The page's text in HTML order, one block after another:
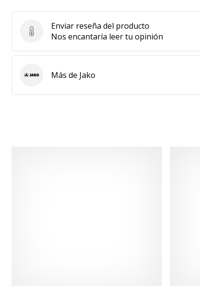
Enviar reseña del producto
Enviar reseña del producto
Nos encantaría leer tu opinión
Jako Más de Jako